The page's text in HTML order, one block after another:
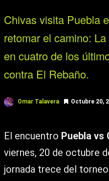
Chivas visita Puebla
retomar el camino:
en cuatro de los
contra El Rebaño.
Omar Talavera Octubre 20,
El encuentro Puebla vs
viernes, 20 de octubre
jornada trece del